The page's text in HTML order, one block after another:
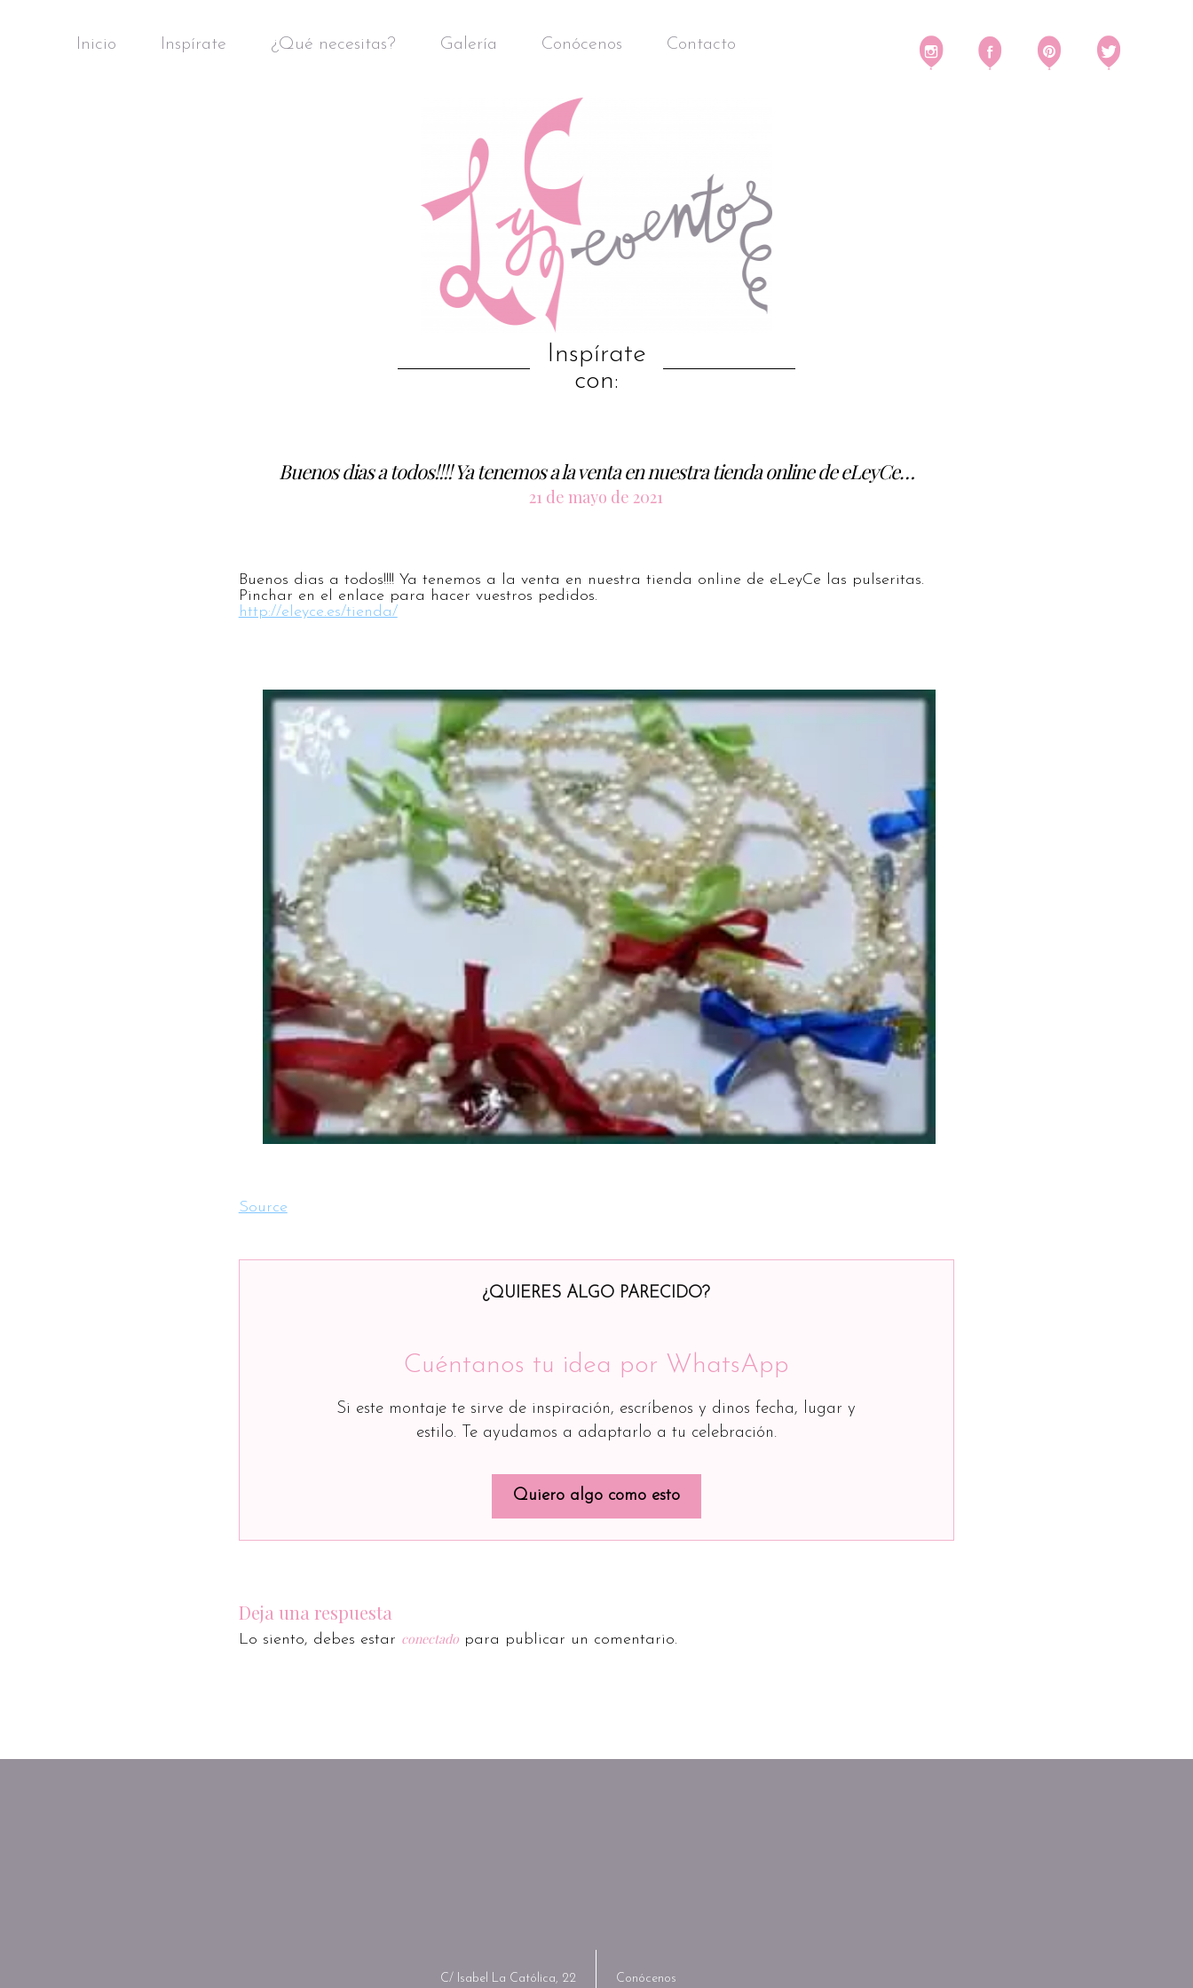
Inicio Inspírate ¿Qué necesitas? Galería Conócenos Contacto
Inspírate
con:
Buenos dias a todos!!!! Ya tenemos a la venta en nuestra tienda online de eLeyCe…
21 de mayo de 2021
Buenos dias a todos!!!! Ya tenemos a la venta en nuestra tienda online de eLeyCe las pulseritas.
Pinchar en el enlace para hacer vuestros pedidos.
http://eleyce.es/tienda/
Source
¿QUIERES ALGO PARECIDO?
Cuéntanos tu idea por WhatsApp
Si este montaje te sirve de inspiración, escríbenos y dinos fecha, lugar y
estilo. Te ayudamos a adaptarlo a tu celebración.
Quiero algo como esto
Deja una respuesta
Lo siento, debes estar conectadopara publicar un comentario.
C/ Isabel La Católica, 22 Conócenos